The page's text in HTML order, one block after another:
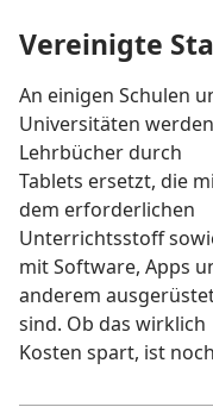
Vereinigte
An einigen Schulen
Universitäten werden
Lehrbücher durch
Tablets ersetzt, die
dem erforderlichen
Unterrichtsstoff
mit Software, Apps
anderem
sind. Ob das wirklich
Kosten spart, ist